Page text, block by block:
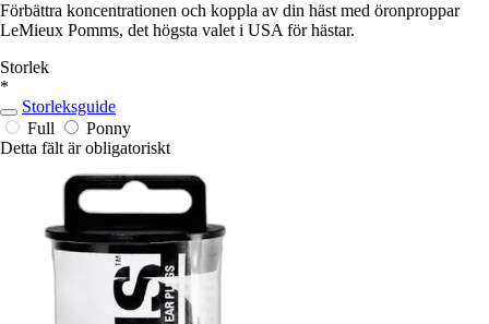
Förbättra koncentrationen och koppla av din häst med öronproppar
LeMieux Pomms, det högsta valet i USA för hästar.
Storlek
*
Storleksguide
Full
Ponny
Detta fält är obligatoriskt